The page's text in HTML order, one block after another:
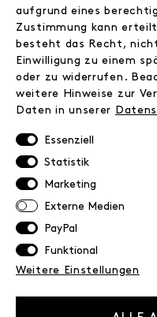
Kontakt
FAQ
Zahlungsinformationen
Versand
Retoure
Datenschutz
AGB
Impressum
NEWSLETTER
aufgrund eines
Zustimmung kann
besteht das Recht,
Einwilligung zu einem
oder zu widerrufen.
weitere Hinweise zur
Daten in unserer
Essenziell
Statistik
Marketing
Externe Medien
PayPal
Funktional
Weitere Einstellungen